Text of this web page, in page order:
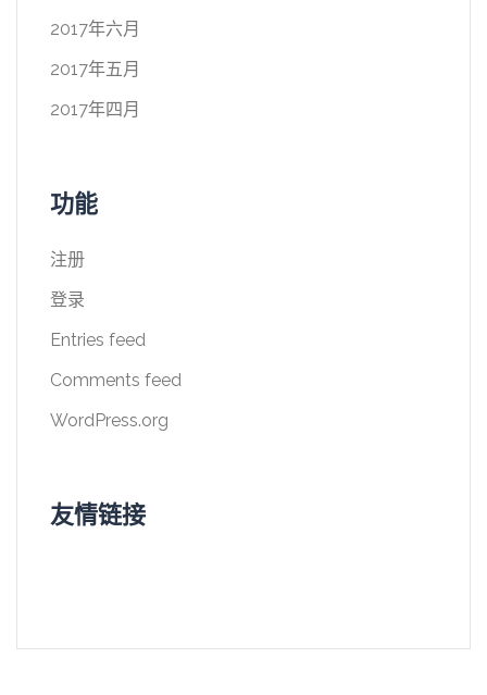
2017年六月
2017年五月
2017年四月
功能
注册
登录
Entries feed
Comments feed
WordPress.org
友情链接